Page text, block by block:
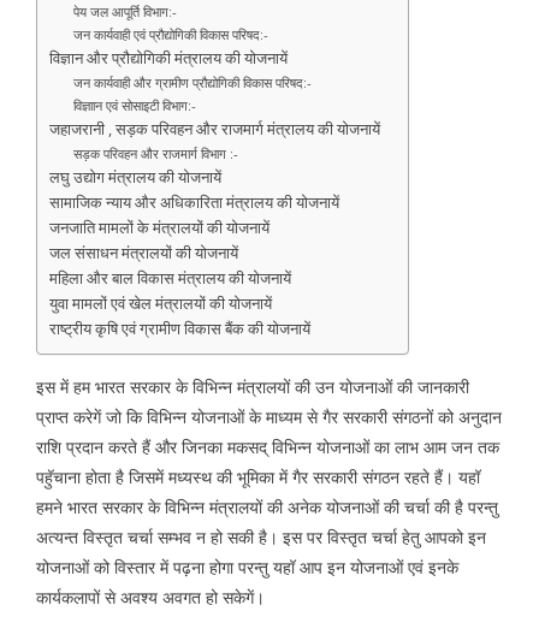
पेय जल आपूर्ति विभाग:-
जन कार्यवाही एवं प्रौद्योगिकी विकास परिषद:-
विज्ञान और प्रौद्योगिकी मंत्रालय की योजनायें
जन कार्यवाही और ग्रामीण प्रौद्योगिकी विकास परिषद:-
विज्ञाान एवं सोसाइटी विभाग:-
जहाजरानी , सड़क परिवहन और राजमार्ग मंत्रालय की योजनायें
सड़क परिवहन और राजमार्ग विभाग :-
लघु उद्योग मंत्रालय की योजनायें
सामाजिक न्याय और अधिकारिता मंत्रालय की योजनायें
जनजाति मामलों के मंत्रालयों की योजनायें
जल संसाधन मंत्रालयों की योजनायें
महिला और बाल विकास मंत्रालय की योजनायें
युवा मामलों एवं खेल मंत्रालयों की योजनायें
राष्ट्रीय कृषि एवं ग्रामीण विकास बैंक की योजनायें
इस में हम भारत सरकार के विभिन्न मंत्रालयों की उन योजनाओं की जानकारी
प्राप्त करेगें जो कि विभिन्न योजनाओं के माध्यम से गैर सरकारी संगठनों को अनुदान
राशि प्रदान करते हैं और जिनका मकसद् विभिन्न योजनाओं का लाभ आम जन तक
पहॅुचाना होता है जिसमें मध्यस्थ की भूमिका में गैर सरकारी संगठन रहते हैं। यहॉ
हमने भारत सरकार के विभिन्न मंत्रालयों की अनेक योजनाओं की चर्चा की है परन्तु
अत्यन्त विस्तृत चर्चा सम्भव न हो सकी है। इस पर विस्तृत चर्चा हेतु आपको इन
योजनाओं को विस्तार में पढ़ना होगा परन्तु यहॉ आप इन योजनाओं एवं इनके
कार्यकलापों से अवश्य अवगत हो सकेगें।